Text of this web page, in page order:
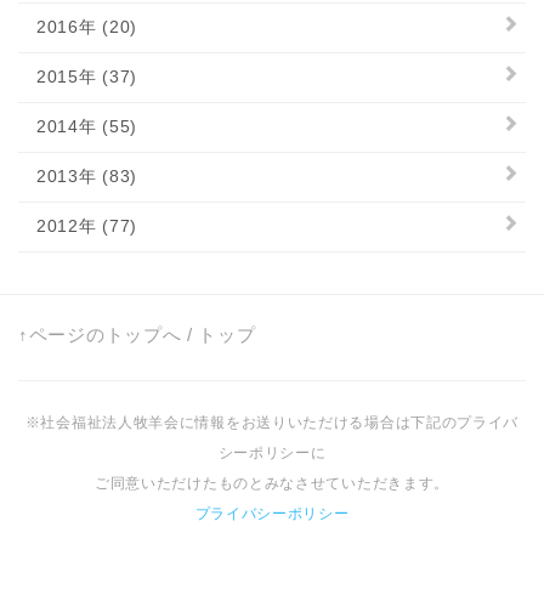
2016年 (20)
2015年 (37)
2014年 (55)
2013年 (83)
2012年 (77)
↑ページのトップへ / トップ
※社会福祉法人牧羊会に情報をお送りいただける場合は下記のプライバ
シーポリシーに
ご同意いただけたものとみなさせていただきます。
プライバシーポリシー